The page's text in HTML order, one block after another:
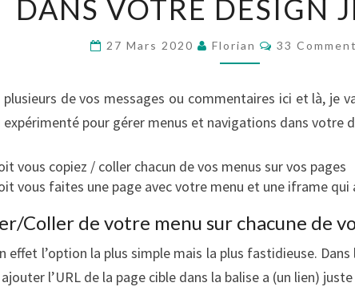
LA
DANS
DESIGN
JEEDOM
DANS VOTRE DESIGN
27 Mars 2020 Florian 33
plusieurs de vos messages ou commentaires ici et là, je
expérimenté pour gérer menus et navigations dans votre
vous copiez / coller chacun de vos menus sur vos pages
vous faites une page avec votre menu et une iframe qui
Coller de votre menu sur chacune de
effet l’option la plus simple mais la plus fastidieuse.
l’URL de la page cible dans la balise a (un lien)